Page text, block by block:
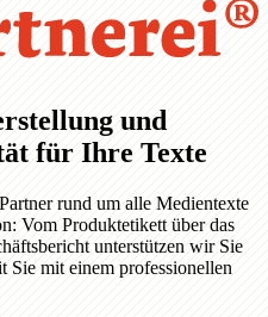
und
für Ihre Texte
rund um alle Medientexte
Vom Produktetikett über das
unterstützen wir Sie
Sie mit einem professionellen